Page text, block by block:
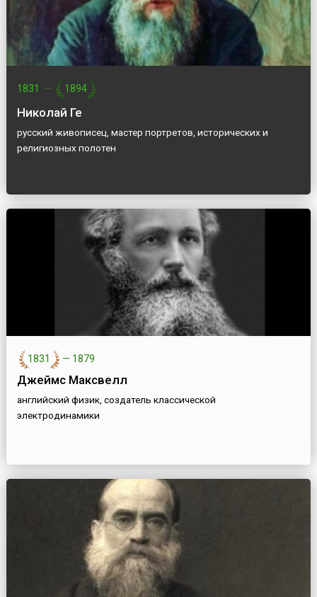
1831 — 1894
Николай Ге
русский живописец, мастер портретов, исторических и
религиозных полотен
1831 — 1879
Джеймс Максвелл
английский физик, создатель классической
электродинамики